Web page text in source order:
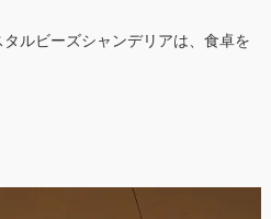
ルビーズシャンデリアは、食卓を